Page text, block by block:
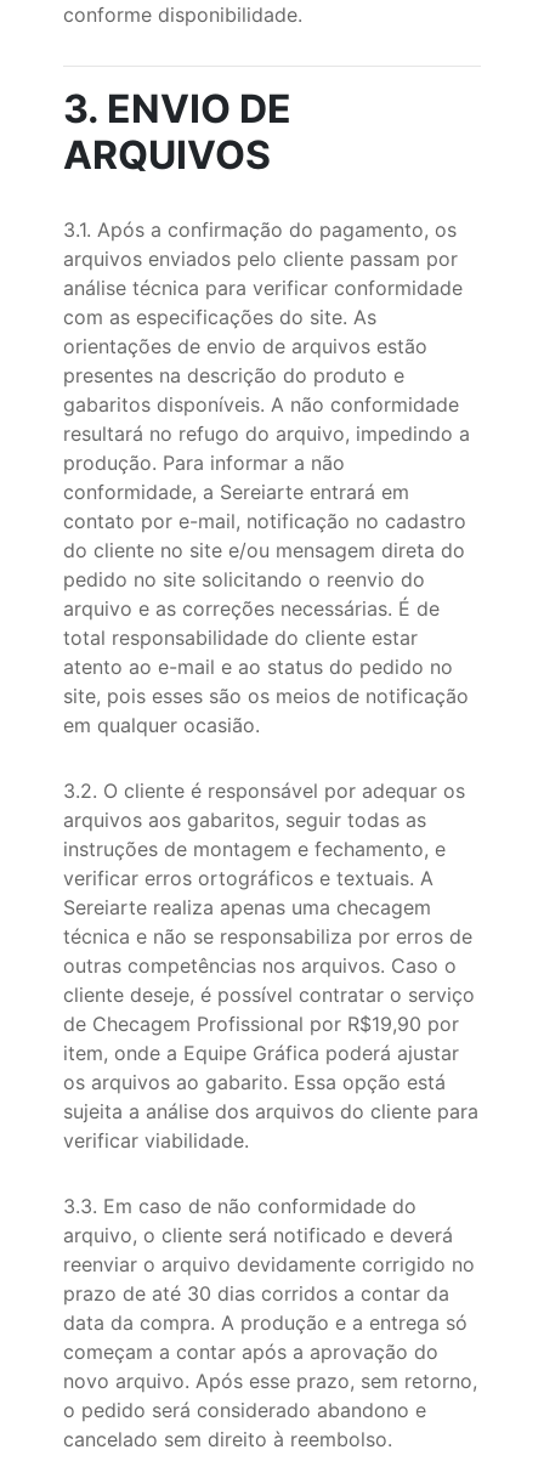
conforme disponibilidade.
3. ENVIO DE
ARQUIVOS
3.1. Após a confirmação do pagamento, os
arquivos enviados pelo cliente passam por
análise técnica para verificar conformidade
com as especificações do site. As
orientações de envio de arquivos estão
presentes na descrição do produto e
gabaritos disponíveis. A não conformidade
resultará no refugo do arquivo, impedindo a
produção. Para informar a não
conformidade, a Sereiarte entrará em
contato por e-mail, notificação no cadastro
do cliente no site e/ou mensagem direta do
pedido no site solicitando o reenvio do
arquivo e as correções necessárias. É de
total responsabilidade do cliente estar
atento ao e-mail e ao status do pedido no
site, pois esses são os meios de notificação
em qualquer ocasião.
3.2. O cliente é responsável por adequar os
arquivos aos gabaritos, seguir todas as
instruções de montagem e fechamento, e
verificar erros ortográficos e textuais. A
Sereiarte realiza apenas uma checagem
técnica e não se responsabiliza por erros de
outras competências nos arquivos. Caso o
cliente deseje, é possível contratar o serviço
de Checagem Profissional por R$19,90 por
item, onde a Equipe Gráfica poderá ajustar
os arquivos ao gabarito. Essa opção está
sujeita a análise dos arquivos do cliente para
verificar viabilidade.
3.3. Em caso de não conformidade do
arquivo, o cliente será notificado e deverá
reenviar o arquivo devidamente corrigido no
prazo de até 30 dias corridos a contar da
data da compra. A produção e a entrega só
começam a contar após a aprovação do
novo arquivo. Após esse prazo, sem retorno,
o pedido será considerado abandono e
cancelado sem direito à reembolso.